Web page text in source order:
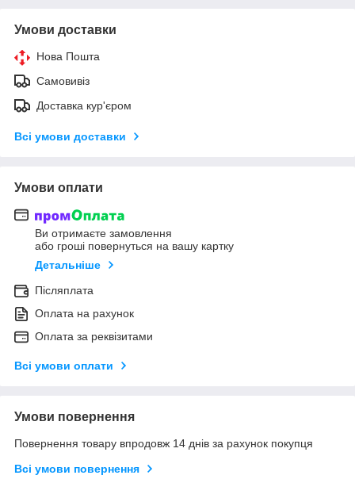
Умови доставки
Нова Пошта
Самовивіз
Доставка кур'єром
Всі умови доставки
Умови оплати
Ви отримаєте замовлення
або гроші повернуться на вашу картку
Детальніше
Післяплата
Оплата на рахунок
Оплата за реквізитами
Всі умови оплати
Умови повернення
Повернення товару впродовж 14 днів за рахунок покупця
Всі умови повернення